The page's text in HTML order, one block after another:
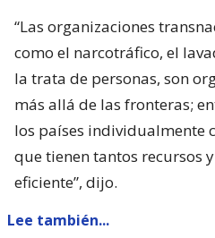
“Las organizaciones
como el narcotráfico, el
la trata de personas, son
más allá de las fronteras;
los países individualmente
que tienen tantos recursos
eficiente”, dijo.
Lee también...